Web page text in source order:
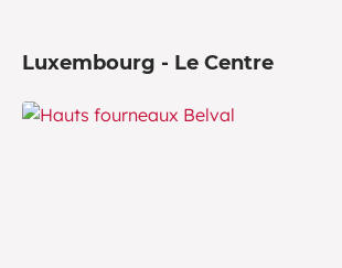
Luxembourg - Le Centre